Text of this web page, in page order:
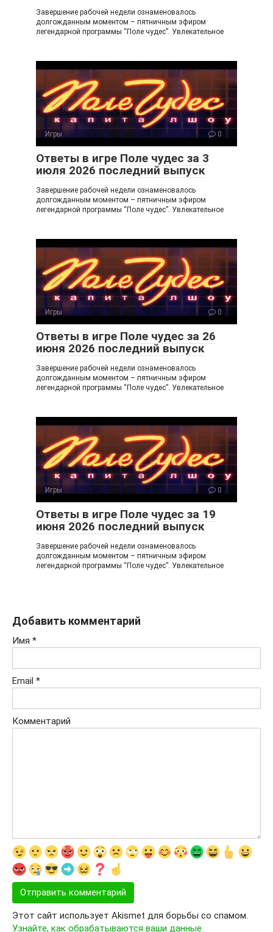
Завершение рабочей недели ознаменовалось
долгожданным моментом – пятничным эфиром
легендарной программы “Поле чудес”. Увлекательное
Игры 0
Ответы в игре Поле чудес за 3
июля 2026 последний выпуск
Завершение рабочей недели ознаменовалось
долгожданным моментом – пятничным эфиром
легендарной программы “Поле чудес”. Увлекательное
Игры 0
Ответы в игре Поле чудес за 26
июня 2026 последний выпуск
Завершение рабочей недели ознаменовалось
долгожданным моментом – пятничным эфиром
легендарной программы “Поле чудес”. Увлекательное
Игры 0
Ответы в игре Поле чудес за 19
июня 2026 последний выпуск
Завершение рабочей недели ознаменовалось
долгожданным моментом – пятничным эфиром
легендарной программы “Поле чудес”. Увлекательное
Добавить комментарий
Имя *
Email *
Комментарий
Этот сайт использует Akismet для борьбы со спамом.
Узнайте, как обрабатываются ваши данные